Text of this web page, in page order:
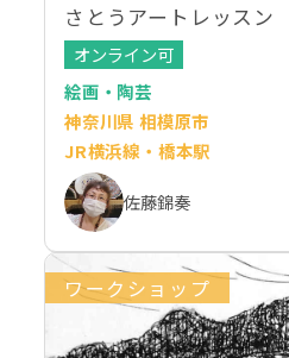
さとうアートレッスン
オンライン可
絵画・陶芸
神奈川県 相模原市
JR横浜線・橋本駅
佐藤錦奏
ワークショップ